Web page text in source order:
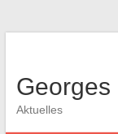
Georges
Aktuelles